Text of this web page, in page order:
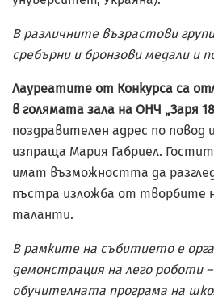
В различните възрастови
сребърни и бронзови медали и
Лауреатите от Конкурса са
в голямата зала на ОНЧ „Заря
поздравителен адрес по
изпраща Мария Габриел.
имат възможността да
пъстра изложба от творбите
таланти.
В рамките на събитието е
демонстрация на лего роботи
обучителната програма на